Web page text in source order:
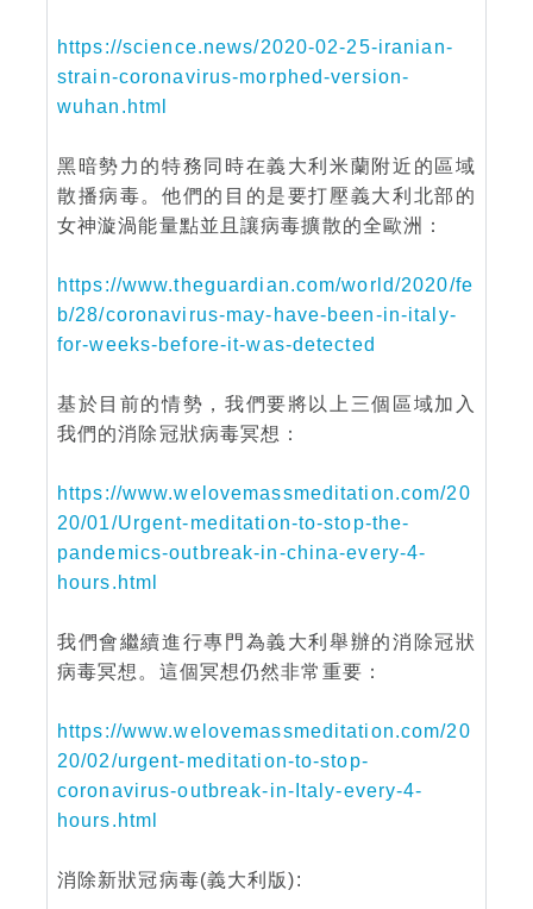
https://science.news/2020-02-25-iranian-
strain-coronavirus-morphed-version-
wuhan.html
黑暗勢力的特務同時在義大利米蘭附近的區域
散播病毒。他們的目的是要打壓義大利北部的
女神漩渦能量點並且讓病毒擴散的全歐洲：
https://www.theguardian.com/world/2020/fe
b/28/coronavirus-may-have-been-in-italy-
for-weeks-before-it-was-detected
基於目前的情勢，我們要將以上三個區域加入
我們的消除冠狀病毒冥想：
https://www.welovemassmeditation.com/20
20/01/Urgent-meditation-to-stop-the-
pandemics-outbreak-in-china-every-4-
hours.html
我們會繼續進行專門為義大利舉辦的消除冠狀
病毒冥想。這個冥想仍然非常重要：
https://www.welovemassmeditation.com/20
20/02/urgent-meditation-to-stop-
coronavirus-outbreak-in-Italy-every-4-
hours.html
消除新狀冠病毒(義大利版):